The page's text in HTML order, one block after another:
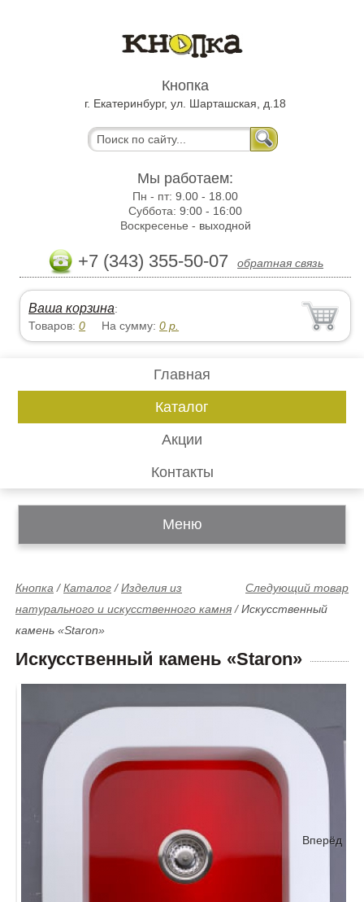
Кнопка
г. Екатеринбург, ул. Шарташская, д.18
Мы работаем:
Пн - пт:9.00 - 18.00
Суббота:9:00 - 16:00
Воскресенье - выходной
+7 (343) 355-50-07 обратная связь
Ваша корзина:
Товаров:0 На сумму:0 р.
Главная
Каталог
Акции
Контакты
Меню
Следующий товар
Кнопка /Каталог /Изделия из
натурального и искусственного камня /Искусственный
камень «Staron»
Искусственный камень «Staron»
Вперёд